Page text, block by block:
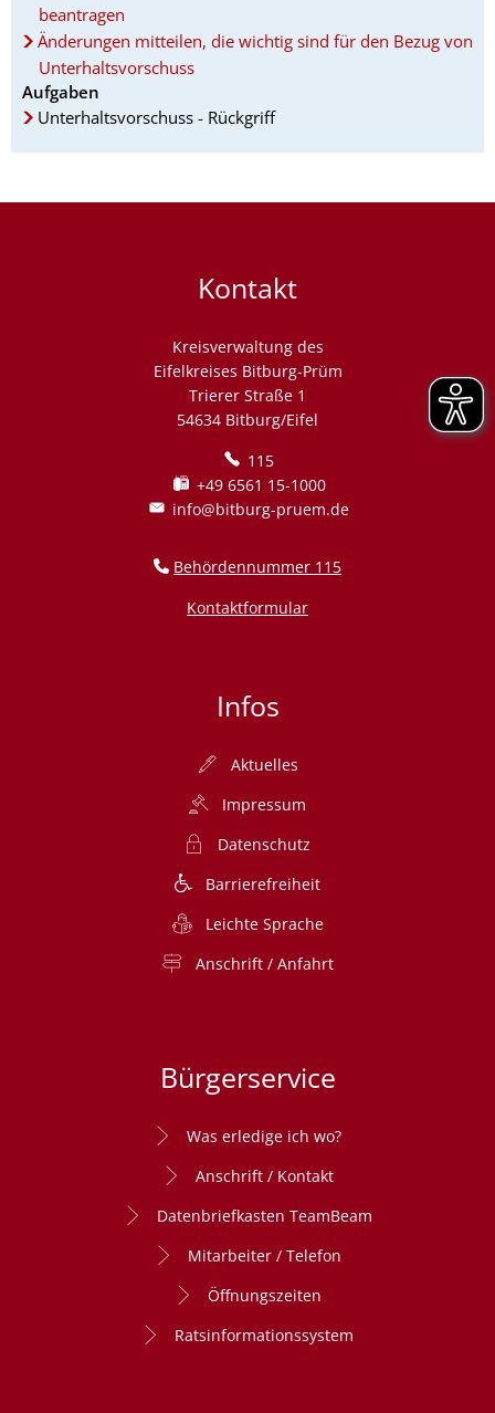
beantragen
Änderungen mitteilen, die wichtig sind für den Bezug von
Unterhaltsvorschuss
Aufgaben
Unterhaltsvorschuss - Rückgriff
Kontakt
Kreisverwaltung des
Eifelkreises Bitburg-Prüm
Trierer Straße 1
54634 Bitburg/Eifel
115
+49 6561 15-1000
info@bitburg-pruem.de
Behördennummer 115
Kontaktformular
Infos
Aktuelles
Impressum
Datenschutz
Barrierefreiheit
Leichte Sprache
Anschrift / Anfahrt
Bürgerservice
Was erledige ich wo?
Anschrift / Kontakt
Datenbriefkasten TeamBeam
Mitarbeiter / Telefon
Öffnungszeiten
Ratsinformationssystem